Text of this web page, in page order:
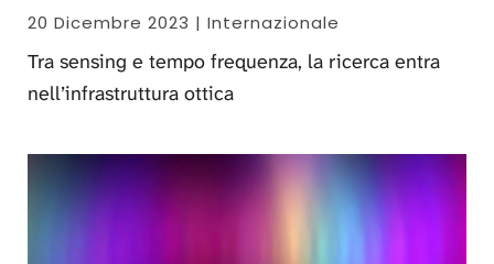
20 Dicembre 2023 | Internazionale
Tra sensing e tempo frequenza, la ricerca entra
nell’infrastruttura ottica